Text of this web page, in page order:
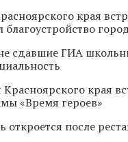
края
сдавшие ГИА
края
«Время героев»
откроется после